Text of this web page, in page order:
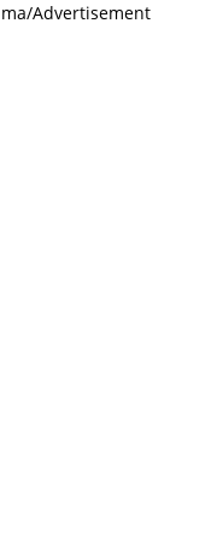
Advertisement